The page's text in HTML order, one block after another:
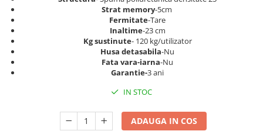
Top saltele 10 cm
Top saltele memory 5 cm
Top saltele MemoHR 6.5 cm
Saltele ieftine
Scaune manager
Mobilier bucatarie
Mese bucatarie
Scaune pentru bucatarie
Mobila bucatarie
Seturi mese si scaune bucatarie
Strat memory-5cm
Fermitate-Tare
Inaltime-23 cm
Kg sustinute- 120 kg/utilizator
Husa detasabila-Nu
Fata vara-iarna-Nu
Garantie-3 ani
IN STOC
ADAUGA IN COS